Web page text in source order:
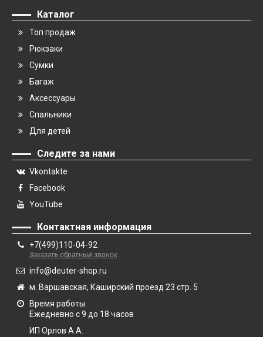
Каталог
Топ продаж
Рюкзаки
Сумки
Багаж
Аксессуары
Спальники
Для детей
Следите за нами
Vkontakte
Facebook
YouTube
Контактная информация
+7(499)110-04-92
Заказать обратный звонок
info@deuter-shop.ru
м. Варшавская, Каширский проезд 23 стр. 5
Время работы
Ежедневно с 9 до 18 часов
ИП Орлов А.А.